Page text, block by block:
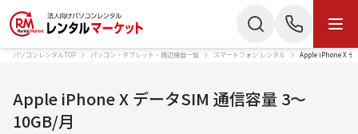
商品カテゴリー
パソコンレンタルTOP パソコン・タブレット・周辺機器一覧 スマートフォン レンタル Apple iPhone X デ
Apple iPhone X データSIM 通信容量 3〜
10GB/月